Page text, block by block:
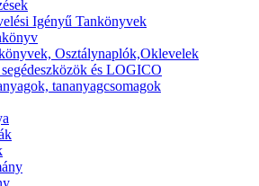
Igényű Tankönyvek
Osztálynaplók,Oklevelek
és LOGICO
tananyagcsomagok